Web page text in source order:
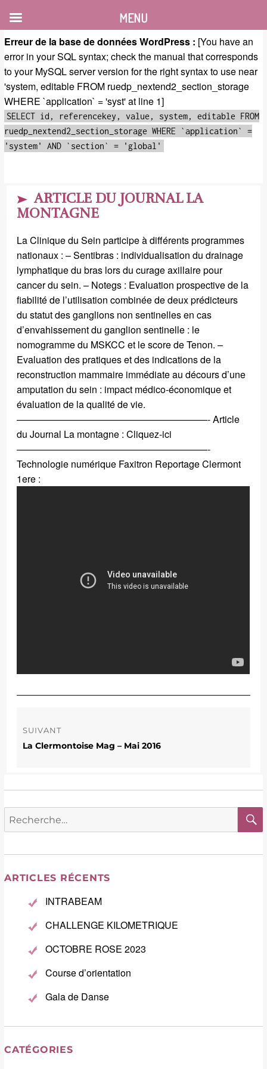
Erreur de la base de données WordPress : [You have an
error in your SQL syntax; check the manual that corresponds
to your MySQL server version for the right syntax to use near
'system, editable FROM ruedp_nextend2_section_storage
WHERE `application` = 'syst' at line 1]
SELECT id, referencekey, value, system, editable FROM
ruedp_nextend2_section_storage WHERE `application` =
'system' AND `section` = 'global'
ARTICLE DU JOURNAL LA
MONTAGNE
La Clinique du Sein participe à différents programmes
nationaux : – Sentibras : individualisation du drainage
lymphatique du bras lors du curage axillaire pour
cancer du sein. – Notegs : Evaluation prospective de la
fiabilité de l’utilisation combinée de deux prédicteurs
du statut des ganglions non sentinelles en cas
d’envahissement du ganglion sentinelle : le
nomogramme du MSKCC et le score de Tenon. –
Evaluation des pratiques et des indications de la
reconstruction mammaire immédiate au décours d’une
amputation du sein : impact médico-économique et
évaluation de la qualité de vie.
————————————————————- Article
du Journal La montagne :Cliquez-ici
————————————————————-
Technologie numérique Faxitron Reportage Clermont
1ere :
de
l’article
SUIVANT
Publication
La Clermontoise Mag – Mai 2016
Recherche
pour :
ARTICLES RÉCENTS
INTRABEAM
CHALLENGE KILOMETRIQUE
OCTOBRE ROSE 2023
Course d’orientation
Gala de Danse
CATÉGORIES
MENU